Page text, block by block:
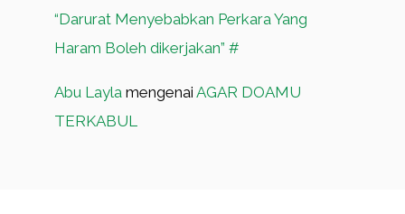
“Darurat Menyebabkan Perkara Yang
Haram Boleh dikerjakan” #
Abu Layla mengenai AGAR DOAMU
TERKABUL